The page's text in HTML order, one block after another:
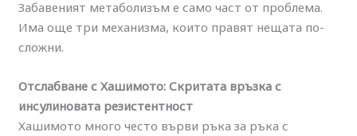
Забавеният метаболизъм е само част от проблема.
Има още три механизма, които правят нещата по-
сложни.
Отслабване с Хашимото: Скритата връзка с
инсулиновата резистентност
Хашимото много често върви ръка за ръка с